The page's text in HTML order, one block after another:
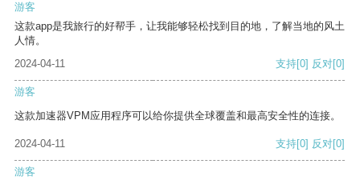
游客
这款app是我旅行的好帮手，让我能够轻松找到目的地，了解当地的风土
人情。
2024-04-11
支持[0] 反对[0]
游客
这款加速器VPM应用程序可以给你提供全球覆盖和最高安全性的连接。
2024-04-11 支持[0] 反对[0]
游客